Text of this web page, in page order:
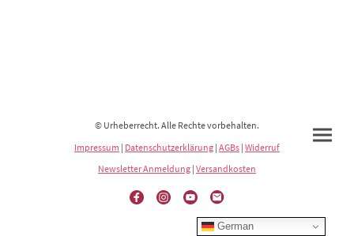
© Urheberrecht. Alle Rechte vorbehalten.
Impressum | Datenschutzerklärung | AGBs | Widerruf
Newsletter Anmeldung | Versandkosten
German